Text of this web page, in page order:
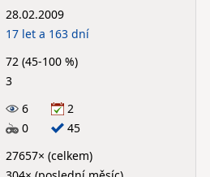
28.02.2009
17 let a 163 dní
72 (45-100 %)
3
6
2
0
45
27657× (celkem)